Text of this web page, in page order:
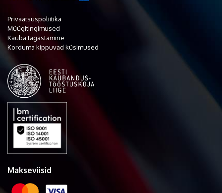
Privaatsuspoliitika
Müügitingimused
Kauba tagastamine
Korduma kippuvad küsimused
Makseviisid